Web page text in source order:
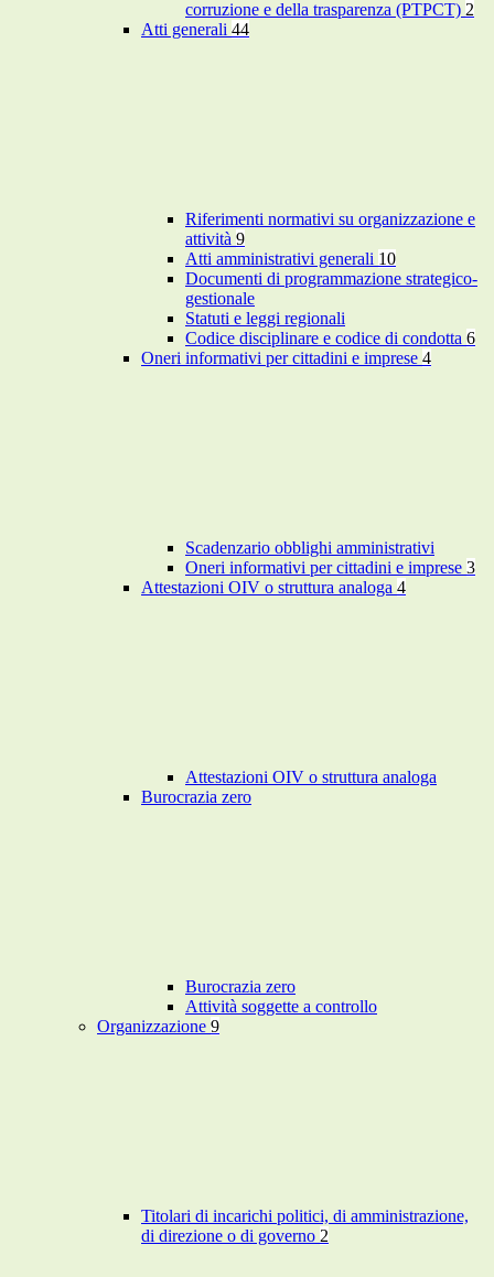
corruzione e della trasparenza (PTPCT) 2
Atti generali 44
Riferimenti normativi su organizzazione e
attività 9
Atti amministrativi generali 10
Documenti di programmazione strategico-
gestionale
Statuti e leggi regionali
Codice disciplinare e codice di condotta 6
Oneri informativi per cittadini e imprese 4
Scadenzario obblighi amministrativi
Oneri informativi per cittadini e imprese 3
Attestazioni OIV o struttura analoga 4
Attestazioni OIV o struttura analoga
Burocrazia zero
Burocrazia zero
Attività soggette a controllo
Organizzazione 9
Titolari di incarichi politici, di amministrazione,
di direzione o di governo 2